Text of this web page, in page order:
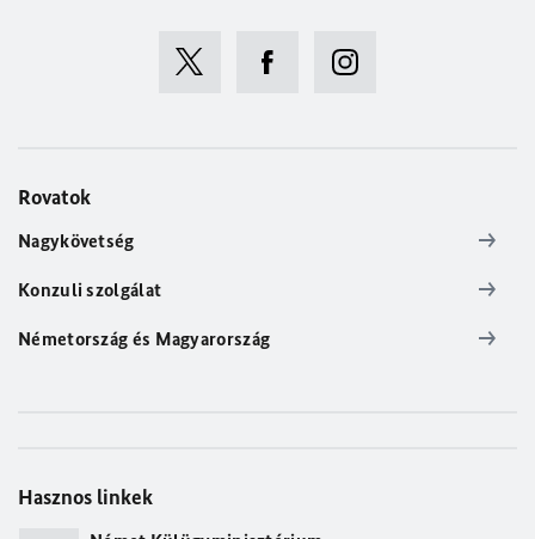
Rovatok
Nagykövetség
Konzuli szolgálat
Németország és Magyarország
Hasznos linkek